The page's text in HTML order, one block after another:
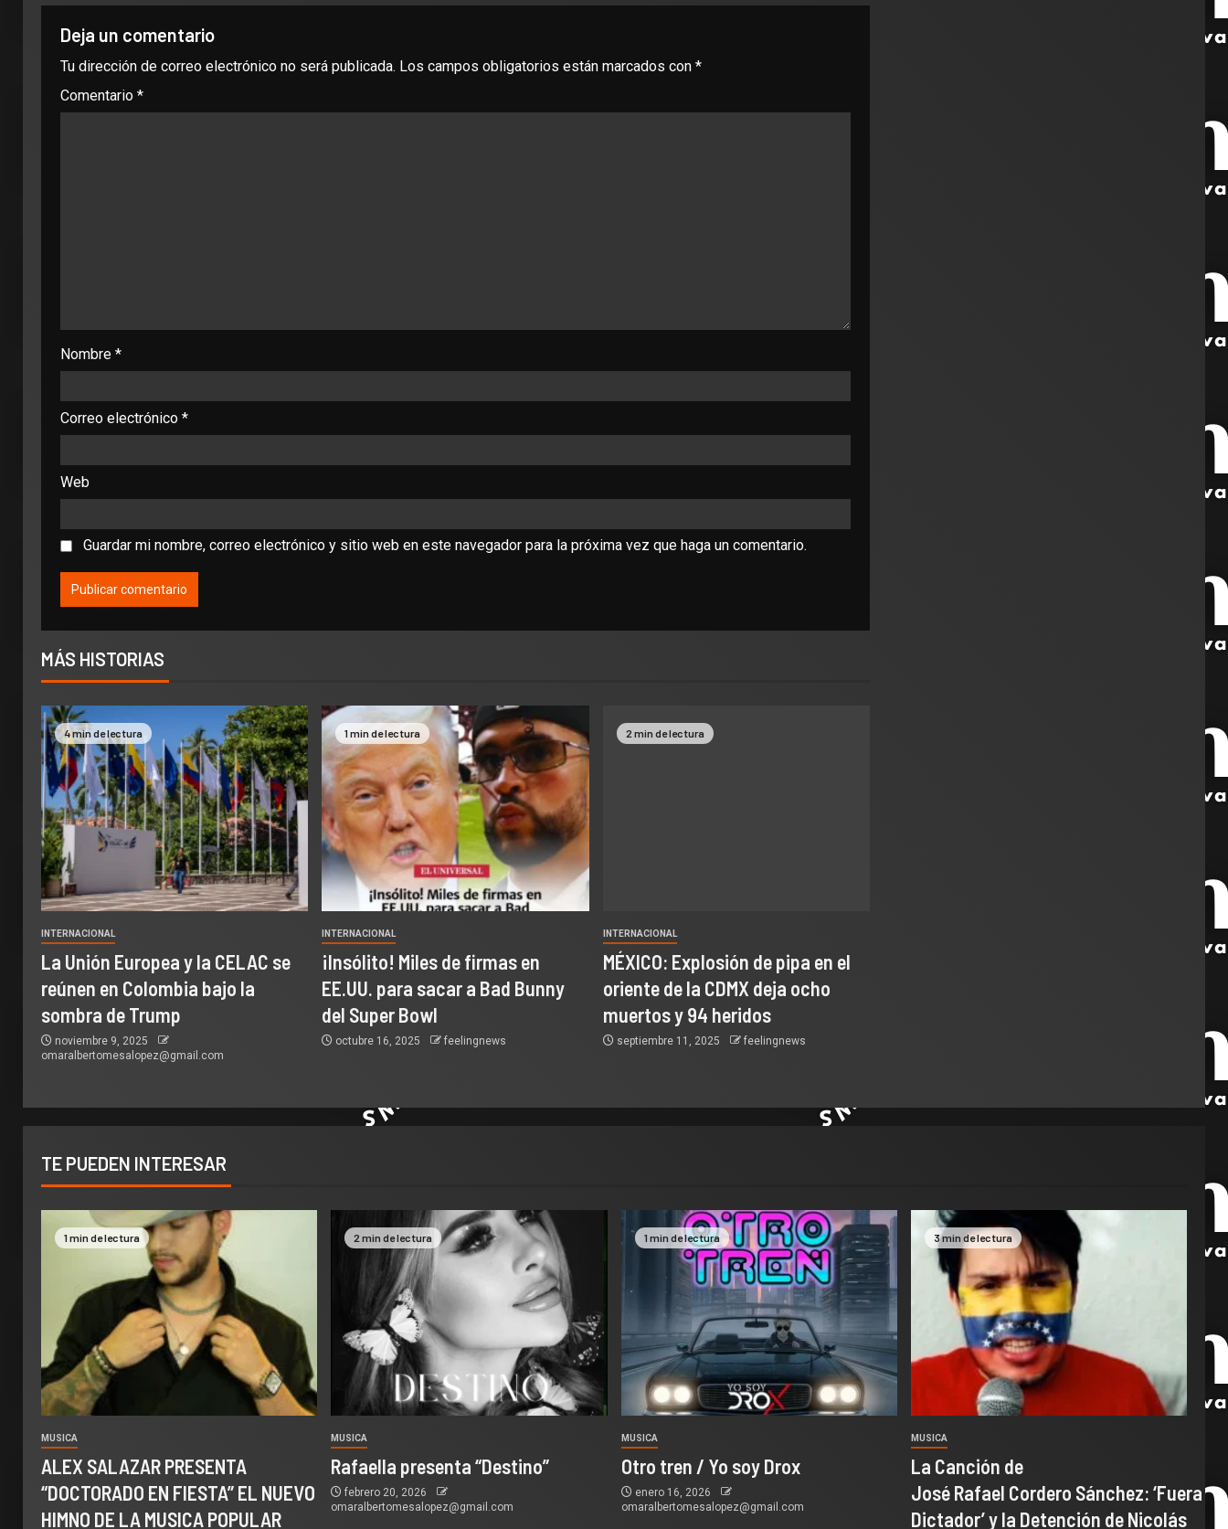
Deja un comentario
Tu dirección de correo electrónico no será publicada. Los campos obligatorios están marcados con *
Comentario *
Nombre *
Correo electrónico *
Web
Guardar mi nombre, correo electrónico y sitio web en este navegador para la próxima vez que haga un comentario.
MÁS HISTORIAS
4 min de lectura
INTERNACIONAL
La Unión Europea y la CELAC se
reúnen en Colombia bajo la
sombra de Trump
noviembre 9, 2025
omaralbertomesalopez@gmail.com
1 min de lectura
INTERNACIONAL
¡Insólito! Miles de firmas en
EE.UU. para sacar a Bad Bunny
del Super Bowl
octubre 16, 2025 feelingnews
2 min de lectura
INTERNACIONAL
MÉXICO: Explosión de pipa en el
oriente de la CDMX deja ocho
muertos y 94 heridos
septiembre 11, 2025 feelingnews
TE PUEDEN INTERESAR
1 min de lectura
MUSICA
ALEX SALAZAR PRESENTA
“DOCTORADO EN FIESTA” EL NUEVO
HIMNO DE LA MUSICA POPULAR
2 min de lectura
MUSICA
Rafaella presenta “Destino”
febrero 20, 2026
omaralbertomesalopez@gmail.com
1 min de lectura
MUSICA
Otro tren / Yo soy Drox
enero 16, 2026
omaralbertomesalopez@gmail.com
3 min de lectura
MUSICA
La Canción de
José Rafael Cordero Sánchez: ‘Fuera
Dictador’ y la Detención de Nicolás